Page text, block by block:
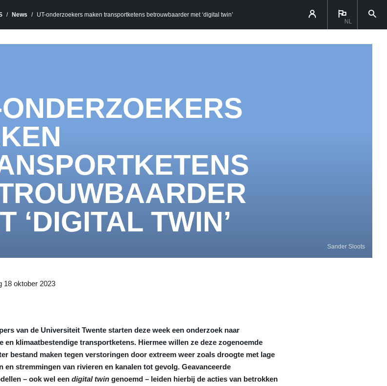
News
UT-onderzoekers maken transportketens betrouwbaarder met ‘digital twin’
NL
Sander Sloots
‘DIGITAL TWIN’
18 oktober 2023
van de Universiteit Twente starten deze week een onderzoek naar
en klimaatbestendige transportketens. Hiermee willen ze deze zogenoemde
bestand maken tegen verstoringen door extreem weer zoals droogte met lage
en stremmingen van rivieren en kanalen tot gevolg. Geavanceerde
– ook wel een digital twingenoemd – leiden hierbij de acties van betrokken